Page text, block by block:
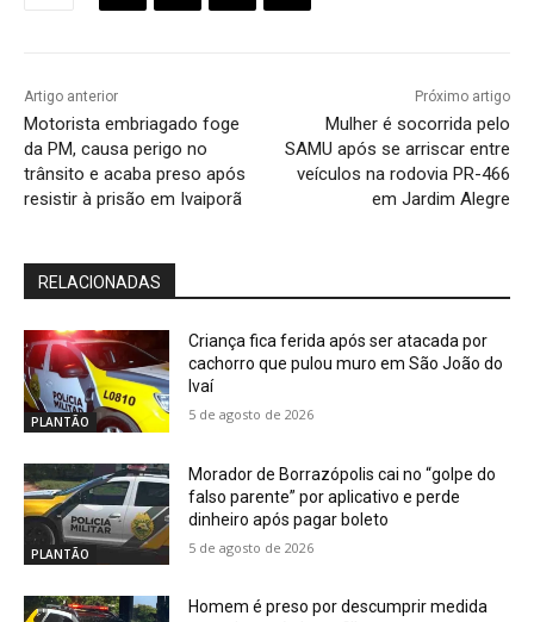
Artigo anterior
Motorista embriagado foge
da PM, causa perigo no
trânsito e acaba preso após
resistir à prisão em Ivaiporã
Próximo artigo
Mulher é socorrida pelo
SAMU após se arriscar entre
veículos na rodovia PR-466
em Jardim Alegre
RELACIONADAS
PLANTÃO
Criança fica ferida após ser atacada por
cachorro que pulou muro em São João do
Ivaí
5 de agosto de 2026
PLANTÃO
Morador de Borrazópolis cai no “golpe do
falso parente” por aplicativo e perde
dinheiro após pagar boleto
5 de agosto de 2026
Homem é preso por descumprir medida